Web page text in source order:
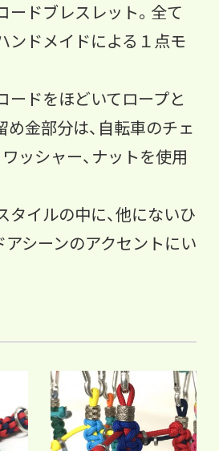
ードブレスレット。全て
ンドメイドによる１点モ
ードをほどいてロープと
め金部分は、自転車のチェ
ッシャー、ナットを使用
タイルの中に、他にないひ
アシーンのアクセントにい